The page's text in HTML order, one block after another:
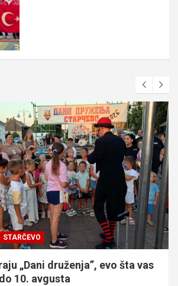
STARČEVO
„Dani druženja”, evo šta vas
10. avgusta